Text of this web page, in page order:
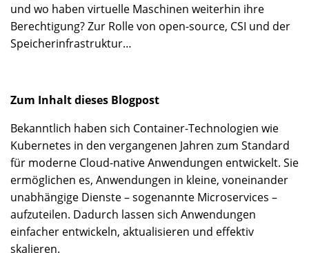
und wo haben virtuelle Maschinen weiterhin ihre
Berechtigung? Zur Rolle von open-source, CSI und der
Speicherinfrastruktur…
Zum Inhalt dieses Blogpost
Bekanntlich haben sich Container-Technologien wie
Kubernetes in den vergangenen Jahren zum Standard
für moderne Cloud-native Anwendungen entwickelt. Sie
ermöglichen es, Anwendungen in kleine, voneinander
unabhängige Dienste – sogenannte Microservices –
aufzuteilen. Dadurch lassen sich Anwendungen
einfacher entwickeln, aktualisieren und effektiv
skalieren.